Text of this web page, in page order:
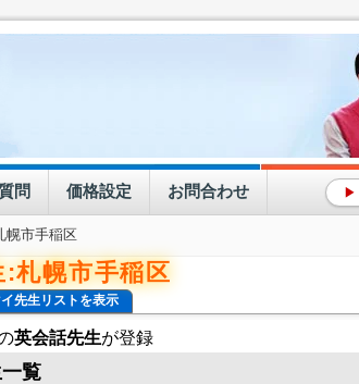
問 価格設定 お問合わせ ▶
幌市手稲区
札幌市手稲区
先生リストを表示
英会話先生が登録
覧